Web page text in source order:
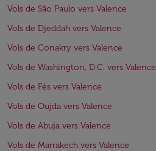
Vols de São Paulo vers Valence
Vols de Djeddah vers Valence
Vols de Conakry vers Valence
Vols de Washington, D.C. vers Valence
Vols de Fès vers Valence
Vols de Oujda vers Valence
Vols de Abuja vers Valence
Vols de Marrakech vers Valence